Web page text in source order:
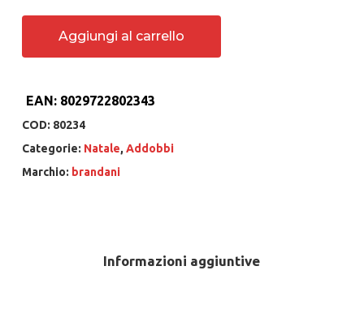
Aggiungi al carrello
EAN: 8029722802343
COD: 80234
Categorie: Natale, Addobbi
Marchio: brandani
Informazioni aggiuntive